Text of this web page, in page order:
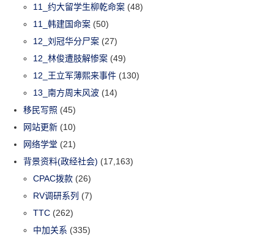
11_约大留学生柳乾命案 (48)
11_韩建国命案 (50)
12_刘冠华分尸案 (27)
12_林俊遭肢解惨案 (49)
12_王立军薄熙来事件 (130)
13_南方周末风波 (14)
移民写照 (45)
网站更新 (10)
网络学堂 (21)
背景资料(政经社会) (17,163)
CPAC拨款 (26)
RV调研系列 (7)
TTC (262)
中加关系 (335)